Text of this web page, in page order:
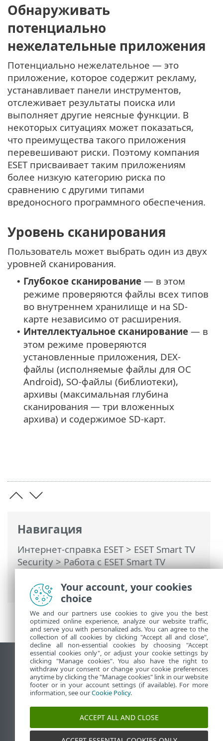
Навигация
Интернет-справка ESET> ESET Smart TV
Security>Работа с ESET Smart TV
Дополнительные параметры
Обнаруживать
потенциально
нежелательные приложения
Потенциально нежелательное — это
приложение, которое содержит рекламу,
устанавливает панели инструментов,
отслеживает результаты поиска или
выполняет другие неясные функции. В
некоторых ситуациях может показаться,
что преимущества такого приложения
перевешивают риски. Поэтому компания
ESET присваивает таким приложениям
более низкую категорию риска по
сравнению с другими типами
вредоносного программного обеспечения.
Уровень сканирования
Пользователь может выбрать один из двух
уровней сканирования.
• Глубокое сканирование — в этом
режиме проверяются файлы всех типов
во внутреннем хранилище и на SD-
карте независимо от расширения.
• Интеллектуальное сканирование — в
этом режиме проверяются
установленные приложения, DEX-
файлы (исполняемые файлы для ОС
Android), SO-файлы (библиотеки),
архивы (максимальная глубина
сканирования — три вложенных
архива) и содержимое SD-карт.
Использовать сайт для ПК
End of Life
База знаний ESET
ESET Status Portal
Региональная поддержка
Your account, your cookies
choice
We and our partners use cookies to give you the best
optimized online experience, analyze our website traffic,
and serve you with personalized ads. You can agree to the
collection of all cookies by clicking "Accept all and close",
decline all non-essential cookies by choosing "Accept
essential cookies only", or adjust your cookie settings by
clicking "Manage cookies". You also have the right to
withdraw your consent or change your cookie preferences
anytime by clicking the "Manage cookies" link in our website
footer or in your account settings (if available). For more
information, see ourCookie Policy.
ACCEPT ALL AND CLOSE